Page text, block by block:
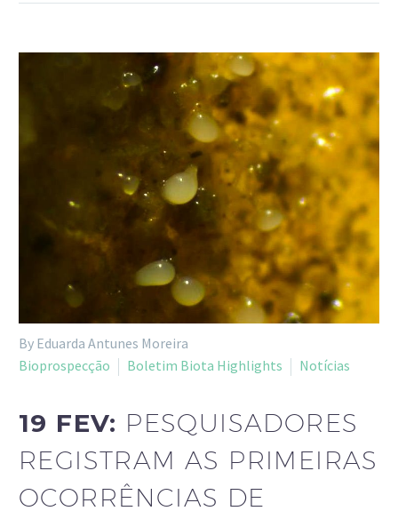
By Eduarda Antunes Moreira
Bioprospecção
Boletim Biota Highlights Notícias
19 FEV: PESQUISADORES
REGISTRAM AS PRIMEIRAS
OCORRÊNCIAS DE